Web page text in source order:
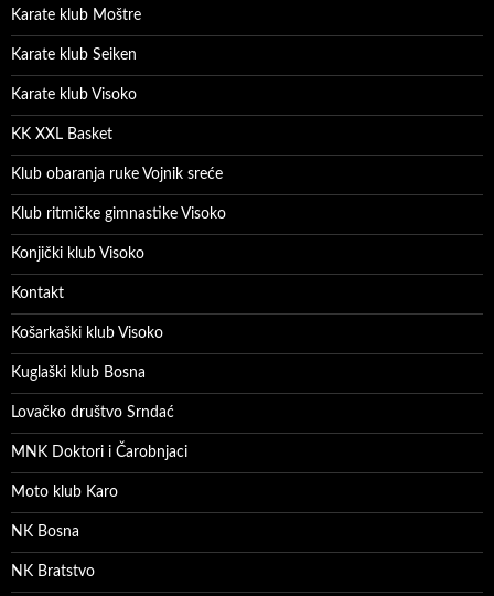
Karate klub Moštre
Karate klub Seiken
Karate klub Visoko
KK XXL Basket
Klub obaranja ruke Vojnik sreće
Klub ritmičke gimnastike Visoko
Konjički klub Visoko
Kontakt
Košarkaški klub Visoko
Kuglaški klub Bosna
Lovačko društvo Srndać
MNK Doktori i Čarobnjaci
Moto klub Karo
NK Bosna
NK Bratstvo